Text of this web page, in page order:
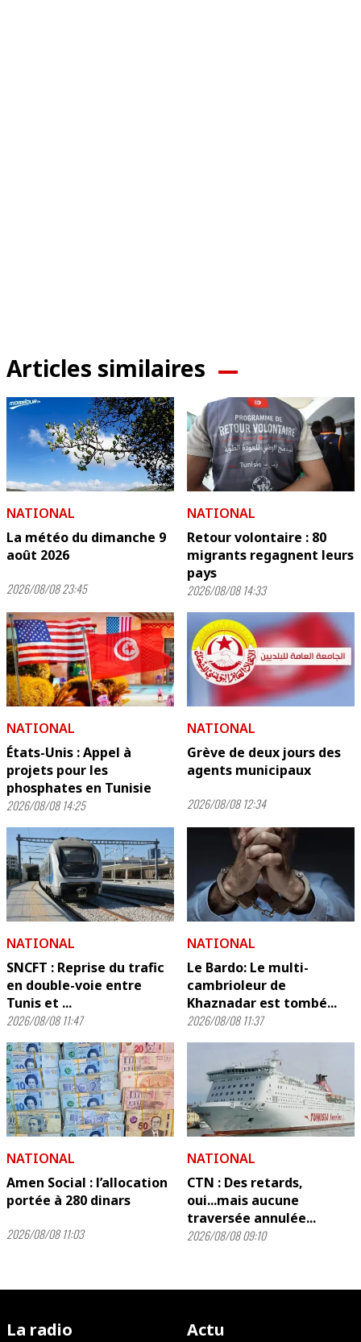
Articles similaires
NATIONAL
La météo du dimanche 9
août 2026
2026/08/08 23:45
NATIONAL
Retour volontaire : 80
migrants regagnent leurs
pays
2026/08/08 14:33
NATIONAL
États-Unis : Appel à
projets pour les
phosphates en Tunisie
2026/08/08 14:25
NATIONAL
Grève de deux jours des
agents municipaux
2026/08/08 12:34
NATIONAL
SNCFT : Reprise du trafic
en double-voie entre
Tunis et ...
2026/08/08 11:47
NATIONAL
Le Bardo: Le multi-
cambrioleur de
Khaznadar est tombé...
2026/08/08 11:37
NATIONAL
Amen Social : l’allocation
portée à 280 dinars
2026/08/08 11:03
NATIONAL
CTN : Des retards,
oui...mais aucune
traversée annulée...
2026/08/08 09:10
La radio Actu